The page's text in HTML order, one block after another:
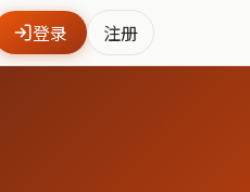
登录 注册